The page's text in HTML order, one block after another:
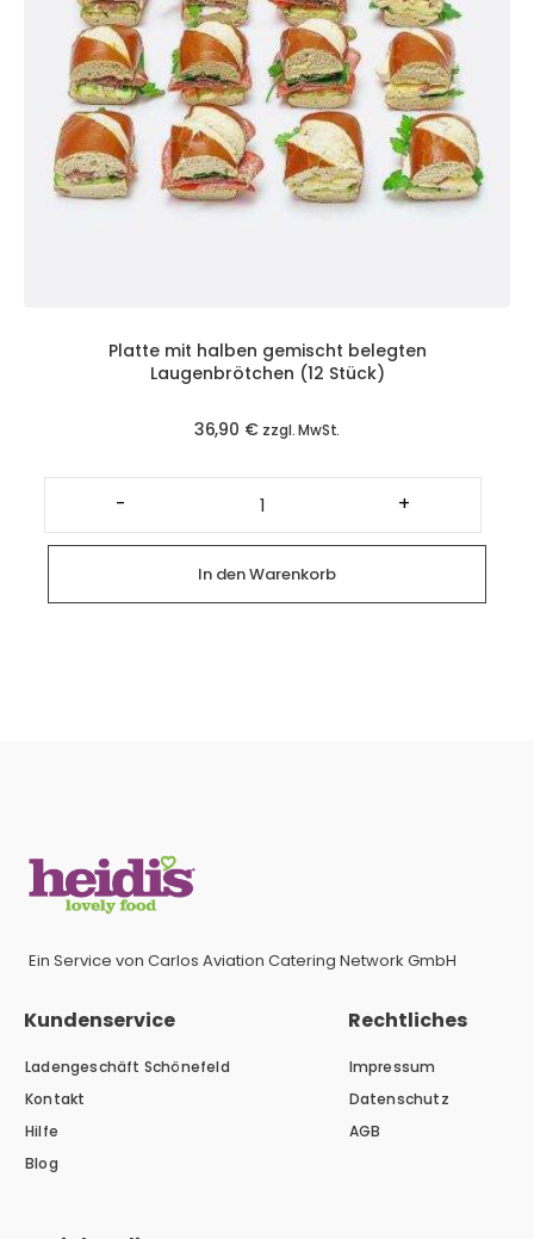
Platte mit halben gemischt belegten
Laugenbrötchen (12 Stück)
36,90 € zzgl. MwSt.
-
Platte
mit
halben
gemischt
belegten
Laugenbrötchen
(12
Stück)
+
In den Warenkorb
Ein Service von Carlos Aviation Catering Network GmbH
Kundenservice
Ladengeschäft Schönefeld
Kontakt
Hilfe
Blog
Rechtliches
Impressum
Datenschutz
AGB